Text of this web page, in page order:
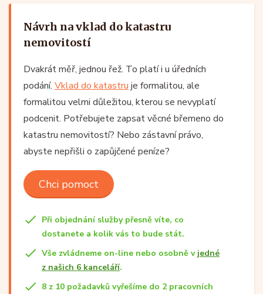
Návrh na vklad do katastru
nemovitostí
Dvakrát měř, jednou řež. To platí i u úředních
podání. Vklad do katastru je formalitou, ale
formalitou velmi důležitou, kterou se nevyplatí
podcenit. Potřebujete zapsat věcné břemeno do
katastru nemovitostí? Nebo zástavní právo,
abyste nepřišli o zapůjčené peníze?
Chci pomoct
Při objednání služby přesně víte, co
dostanete a kolik vás to bude stát.
Vše zvládneme on-line nebo osobně v jedné
z našich 6 kanceláří.
8 z 10 požadavků vyřešíme do 2 pracovních